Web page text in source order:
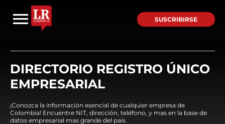
SUSCRIBIRSE
DIRECTORIO REGISTRO ÚNICO
EMPRESARIAL
¡Conozca la información esencial de cualquier empresa de
Colombia! Encuentre NIT, dirección, teléfono, y mas en la base de
datos empresarial mas grande del país.